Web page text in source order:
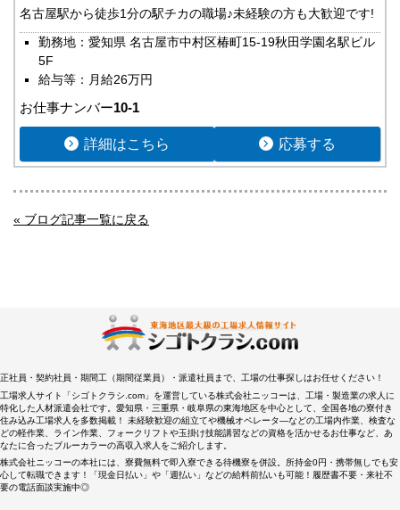
高知県
福岡県
佐賀県
長崎県
熊本県
大分県
鹿児島県
沖縄エリア
沖縄県
特集ページ
ご相談・お問い合わせ
名古屋駅から徒歩1分の駅チカの職場♪未経験の方も大歓迎です!
勤務地：愛知県 名古屋市中村区椿町15-19秋田学園名駅ビル
5F
給与等：月給26万円
お仕事ナンバー10-1
詳細はこちら 応募する
« ブログ記事一覧に戻る
正社員・契約社員・期間工（期間従業員）・派遣社員まで、工場の仕事探しはお任せください！
工場求人サイト「シゴトクラシ.com」を運営している株式会社ニッコーは、工場・製造業の求人に
特化した人材派遣会社です。愛知県・三重県・岐阜県の東海地区を中心として、全国各地の寮付き
住み込み工場求人を多数掲載！ 未経験歓迎の組立てや機械オペレータ―などの工場内作業、検査な
どの軽作業、ライン作業、フォークリフトや玉掛け技能講習などの資格を活かせるお仕事など、あ
なたに合ったブルーカラーの高収入求人をご紹介します。
株式会社ニッコーの本社には、寮費無料で即入寮できる待機寮を併設。所持金0円・携帯無しでも安
心して転職できます！「現金日払い」や「週払い」などの給料前払いも可能！履歴書不要・来社不
要の電話面談実施中◎